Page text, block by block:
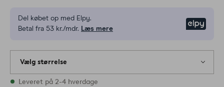
Del købet op med Elpy.
Betal fra 53 kr./mdr. Læs mere
Vælg størrelse
2 størrelser er på lager
Leveret på 2-4 hverdage